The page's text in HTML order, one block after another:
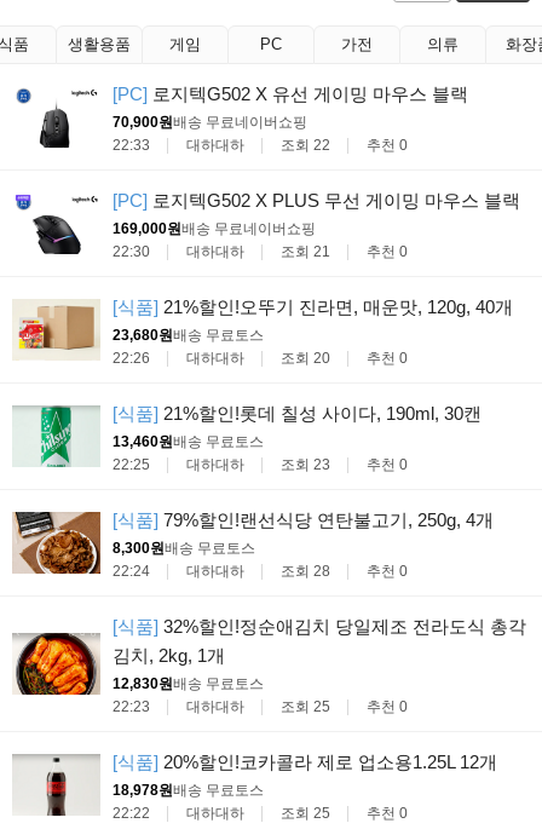
품 생활용품 게임 PC 가전 의류 화장
[PC] 로지텍G502 X 유선 게이밍 마우스 블랙
70,900원배송 무료네이버쇼핑
22:33
대하대하 조회 22 추천 0
[PC] 로지텍G502 X PLUS 무선 게이밍 마우스 블랙
169,000원배송 무료네이버쇼핑
22:30
대하대하 조회 21 추천 0
[식품] 21%할인!오뚜기 진라면, 매운맛, 120g, 40개
23,680원배송 무료토스
22:26
대하대하 조회 20 추천 0
[식품] 21%할인!롯데 칠성 사이다, 190ml, 30캔
13,460원배송 무료토스
22:25
대하대하 조회 23 추천 0
[식품] 79%할인!랜선식당 연탄불고기, 250g, 4개
8,300원배송 무료토스
22:24
대하대하 조회 28 추천 0
[식품] 32%할인!정순애김치 당일제조 전라도식 총각
김치, 2kg, 1개
12,830원배송 무료토스
22:23
대하대하 조회 25 추천 0
[식품] 20%할인!코카콜라 제로 업소용1.25L 12개
18,978원배송 무료토스
22:22
대하대하 조회 25 추천 0